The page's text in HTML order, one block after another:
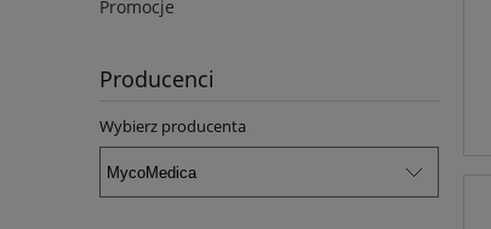
Promocje
Producenci
Wybierz producenta